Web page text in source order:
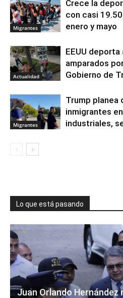
Migrantes
Crece la
con casi
enero y mayo
Actualidad
EEUU
amparados
Gobierno de
Migrantes
Trump planea
inmigrantes
industriales,
Lo que está pasando
Juan Orlando Hernández